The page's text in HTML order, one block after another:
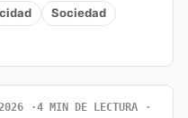
Sociedad
4 MIN DE LECTURA